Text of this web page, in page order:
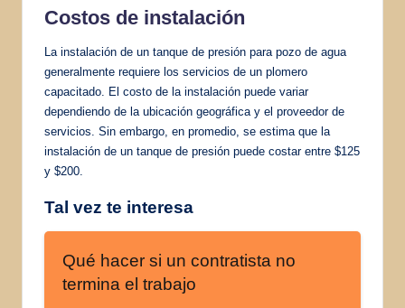
Costos de instalación
La instalación de un tanque de presión para pozo de agua
generalmente requiere los servicios de un plomero
capacitado. El costo de la instalación puede variar
dependiendo de la ubicación geográfica y el proveedor de
servicios. Sin embargo, en promedio, se estima que la
instalación de un tanque de presión puede costar entre $125
y $200.
Tal vez te interesa
Qué hacer si un contratista no
termina el trabajo